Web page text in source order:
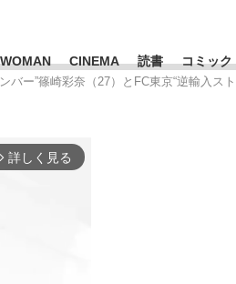
WOMAN CINEMA 読書 コミック
ー”篠崎彩奈（27）とFC東京“逆輸入ス
arrow_forward_ios 詳しく見る